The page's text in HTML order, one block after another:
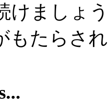
けましょ
もたらさ